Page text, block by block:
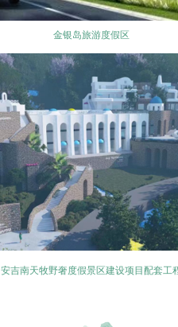
金银岛旅游度假区
安吉南天牧野奢度假景区建设项目配套工